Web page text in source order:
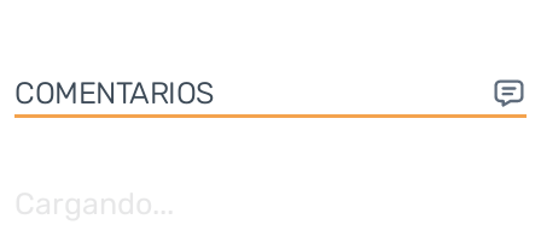
COMENTARIOS
Cargando...